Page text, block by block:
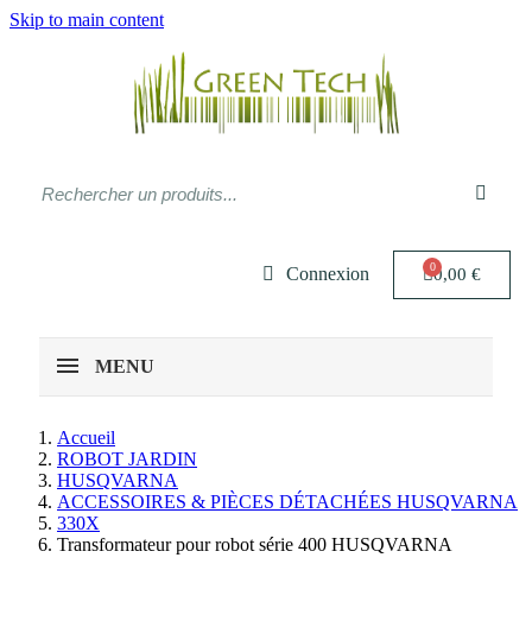
Skip to main content
Connexion 0,00 €
MENU
Accueil
ROBOT JARDIN
HUSQVARNA
ACCESSOIRES & PIÈCES DÉTACHÉES HUSQVARNA
330X
Transformateur pour robot série 400 HUSQVARNA